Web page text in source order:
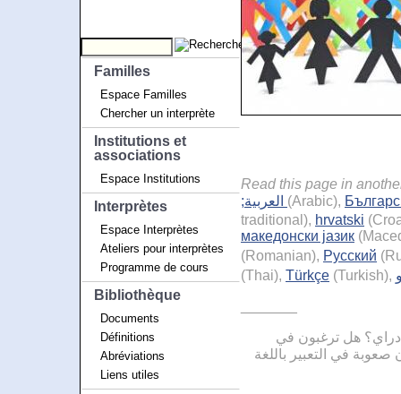
Familles
Espace Familles
Chercher un interprète
Institutions et
associations
Espace Institutions
Interprètes
Espace Interprètes
Ateliers pour interprètes
Programme de cours
Bibliothèque
Documents
Définitions
Abréviations
Liens utiles
Read this page in
(Arabic),
traditional), hrvatski
македонски јазик
(Romanian), Русский
(Thai), Türkçe (Turkish),
إدراي؟ هل ترغبون في
صعوبة في التعبير باللغة